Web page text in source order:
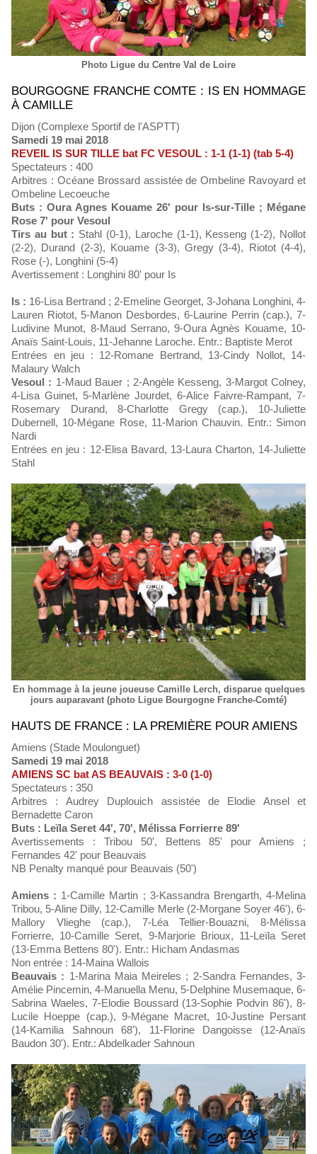
Photo Ligue du Centre Val de Loire
BOURGOGNE FRANCHE COMTE : IS EN HOMMAGE
À CAMILLE
Dijon (Complexe Sportif de l'ASPTT)
Samedi 19 mai 2018
REVEIL IS SUR TILLE bat FC VESOUL : 1-1 (1-1) (tab 5-4)
Spectateurs : 400
Arbitres : Océane Brossard assistée de Ombeline Ravoyard et
Ombeline Lecoeuche
Buts : Oura Agnes Kouame 26' pour Is-sur-Tille ; Mégane
Rose 7' pour Vesoul
Tirs au but : Stahl (0-1), Laroche (1-1), Kesseng (1-2), Nollot
(2-2), Durand (2-3), Kouame (3-3), Gregy (3-4), Riotot (4-4),
Rose (-), Longhini (5-4)
Avertissement : Longhini 80' pour Is
Is : 16-Lisa Bertrand ; 2-Emeline Georget, 3-Johana Longhini, 4-
Lauren Riotot, 5-Manon Desbordes, 6-Laurine Perrin (cap.), 7-
Ludivine Munot, 8-Maud Serrano, 9-Oura Agnès Kouame, 10-
Anaïs Saint-Louis, 11-Jehanne Laroche. Entr.: Baptiste Merot
Entrées en jeu : 12-Romane Bertrand, 13-Cindy Nollot, 14-
Malaury Walch
Vesoul : 1-Maud Bauer ; 2-Angèle Kesseng, 3-Margot Colney,
4-Lisa Guinet, 5-Marlène Jourdet, 6-Alice Faivre-Rampant, 7-
Rosemary Durand, 8-Charlotte Gregy (cap.), 10-Juliette
Dubernell, 10-Mégane Rose, 11-Marion Chauvin. Entr.: Simon
Nardi
Entrées en jeu : 12-Elisa Bavard, 13-Laura Charton, 14-Juliette
Stahl
En hommage à la jeune joueuse Camille Lerch, disparue quelques
jours auparavant (photo Ligue Bourgogne Franche-Comté)
HAUTS DE FRANCE : LA PREMIÈRE POUR AMIENS
Amiens (Stade Moulonguet)
Samedi 19 mai 2018
AMIENS SC bat AS BEAUVAIS : 3-0 (1-0)
Spectateurs : 350
Arbitres : Audrey Duplouich assistée de Elodie Ansel et
Bernadette Caron
Buts : Leïla Seret 44', 70', Mélissa Forrierre 89'
Avertissements : Tribou 50', Bettens 85' pour Amiens ;
Fernandes 42' pour Beauvais
NB Penalty manqué pour Beauvais (50')
Amiens : 1-Camille Martin ; 3-Kassandra Brengarth, 4-Melina
Tribou, 5-Aline Dilly, 12-Camille Merle (2-Morgane Soyer 46'), 6-
Mallory Vlieghe (cap.), 7-Léa Tellier-Bouazni, 8-Mélissa
Forrierre, 10-Camille Seret, 9-Marjorie Brioux, 11-Leïla Seret
(13-Emma Bettens 80'). Entr.: Hicham Andasmas
Non entrée : 14-Maina Wallois
Beauvais : 1-Marina Maia Meireles ; 2-Sandra Fernandes, 3-
Amélie Pincemin, 4-Manuella Menu, 5-Delphine Musemaque, 6-
Sabrina Waeles, 7-Elodie Boussard (13-Sophie Podvin 86'), 8-
Lucile Hoeppe (cap.), 9-Mégane Macret, 10-Justine Persant
(14-Kamilia Sahnoun 68'), 11-Florine Dangoisse (12-Anaïs
Baudon 30'). Entr.: Abdelkader Sahnoun